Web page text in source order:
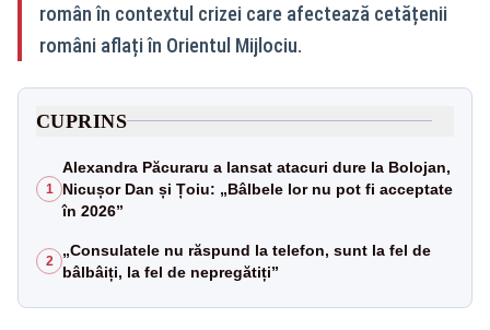
român în contextul crizei care afectează cetățenii
români aflați în Orientul Mijlociu.
CUPRINS
1
Alexandra Păcuraru a lansat atacuri dure la Bolojan,
Nicușor Dan și Țoiu: „Bâlbele lor nu pot fi acceptate
în 2026”
2
„Consulatele nu răspund la telefon, sunt la fel de
bâlbâiți, la fel de nepregătiți”